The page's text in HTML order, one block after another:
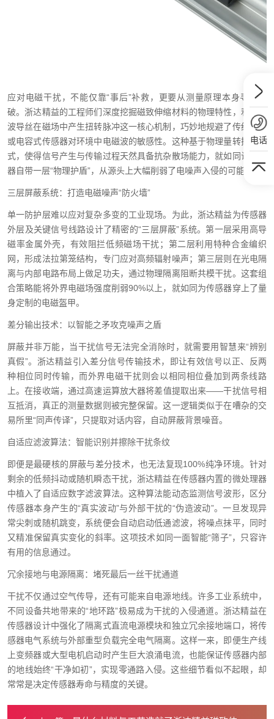
应对电磁干扰，不能仅靠“事后”补救，更要从测量原理本身寻找突
破。浙达精益的工程师们深度挖掘磁致伸缩材料的物理特性，利用微
波导丝在磁场中产生扭转脉冲这一核心机制，巧妙地规避了传统电阻
或电容式传感器对环境中电磁波的敏感性。这种基于物理量转换的方
式，使得信号产生与传输过程天然具备抗杂散场能力，就如同让传感
器自带一层“物理护盾”，从源头上大幅削弱了电噪声入侵的可能。
三层屏蔽系统：打造电磁噪声“防火墙”
单一防护层难以应对复杂多变的工业现场。为此，浙达精益为传感器
外层及关键信号线路设计了精密的“三层屏蔽”系统。第一层采用高导
磁率金属外壳，有效阻拦低频磁场干扰；第二层利用特种合金编织
网，形成法拉第笼结构，专门应对高频辐射噪声；第三层则在光电隔
离与内部电路布局上做足功夫，通过物理隔离阻断共模干扰。这套组
合策略能将外界电磁场强度削弱90%以上，就如同为传感器穿上了量
身定制的电磁盔甲。
差分输出技术：以智能之矛攻克噪声之盾
屏蔽并非万能，当干扰信号无法完全消除时，就需要用智慧来“辨别
真假”。浙达精益引入差分信号传输技术，即让有效信号以正、反两
种相位同时传输，而外界电磁干扰则会以相同相位叠加到两条线路
上。在接收端，通过高速运算放大器将差值提取出来——干扰信号相
互抵消，真正的测量数据则被完整保留。这一逻辑类似于在嘈杂的交
易所里“同声传译”，只提取对话内容，自动屏蔽背景噪音。
自适应滤波算法：智能识别并擦除干扰条纹
即便是最硬核的屏蔽与差分技术，也无法复现100%纯净环境。针对
剩余的低频抖动或随机瞬态干扰，浙达精益在传感器内置的微处理器
中植入了自适应数字滤波算法。这种算法能动态监测信号波形，区分
传感器本身产生的“真实波动”与外部干扰的“伪造波动”。一旦发现异
常尖刺或随机跳变，系统便会自动启动低通滤波，将噪点抹平，同时
又精准保留真实变化的斜率。这项技术如同一面智能“筛子”，只容许
有用的信息通过。
冗余接地与电源隔离：堵死最后一丝干扰通道
干扰不仅通过空气传导，还有可能来自电源地线。许多工业系统中，
不同设备共地带来的“地环路”极易成为干扰的入侵通道。浙达精益在
传感器设计中强化了隔离式直流电源模块和独立冗余接地端口，将传
感器电气系统与外部重型负载完全电气隔离。这样一来，即便生产线
上变频器或大型电机启动时产生巨大浪涌电流，也能保证传感器内部
的地线始终“干净如初”，实现零通路入侵。这些细节看似不起眼，却
常常是决定传感器寿命与精度的关键。
电话